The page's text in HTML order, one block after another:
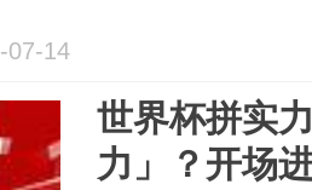
07-14
世界杯拼实
力」？开场